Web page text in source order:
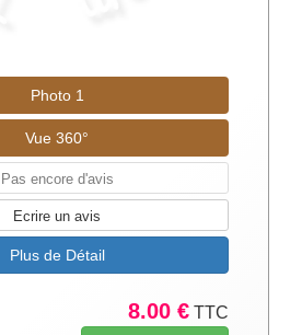
Photo 1
Vue 360°
Pas encore d'avis
Ecrire un avis
Plus de Détail
8.00 € TTC